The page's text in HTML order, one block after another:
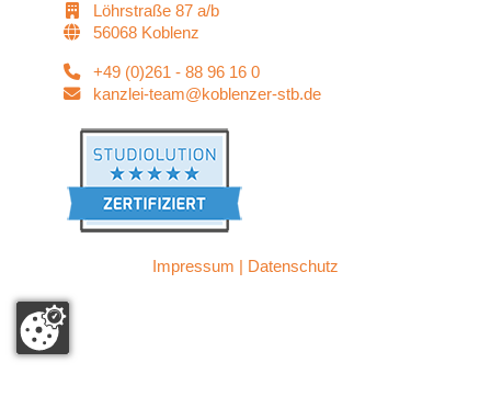
Löhrstraße 87 a/b
56068 Koblenz
+49 (0)261 - 88 96 16 0
kanzlei-team@koblenzer-stb.de
Impressum | Datenschutz